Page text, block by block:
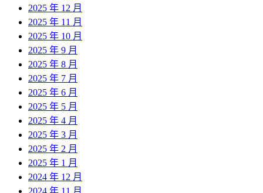
2025 年 12 月
2025 年 11 月
2025 年 10 月
2025 年 9 月
2025 年 8 月
2025 年 7 月
2025 年 6 月
2025 年 5 月
2025 年 4 月
2025 年 3 月
2025 年 2 月
2025 年 1 月
2024 年 12 月